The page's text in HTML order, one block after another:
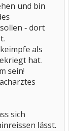
und bin
- dort
als
hat.
sein!
sich
lässt.